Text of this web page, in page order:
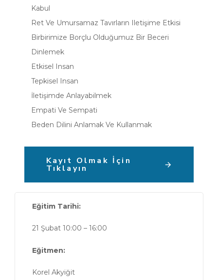
Kabul
Ret Ve Umursamaz Tavırların Iletişime Etkisi
Birbirimize Borçlu Olduğumuz Bir Beceri
Dinlemek
Etkisel Insan
Tepkisel Insan
İletişimde Anlayabilmek
Empati Ve Sempati
Beden Dilini Anlamak Ve Kullanmak
Kayıt Olmak İçin
Tıklayın
Eğitim Tarihi:
21 Şubat 10:00 – 16:00
Eğitmen:
Korel Akyiğit